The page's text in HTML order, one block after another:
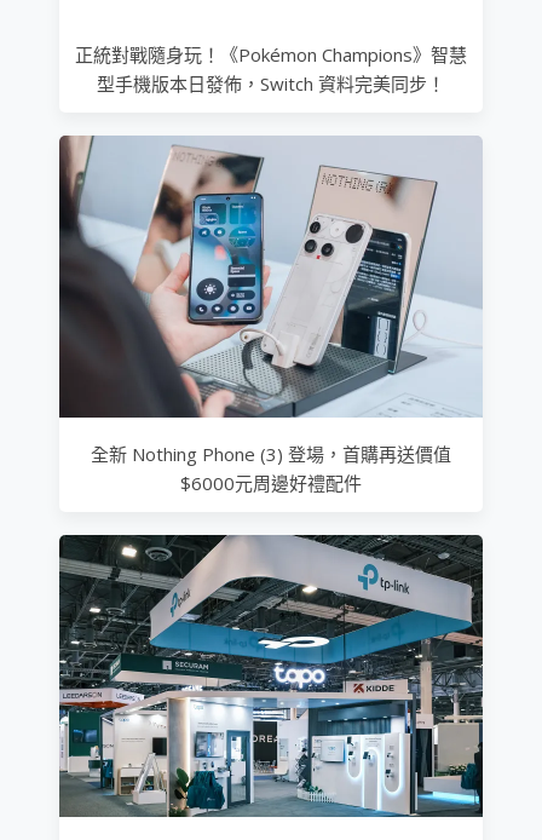
正統對戰隨身玩！《Pokémon Champions》智慧
型手機版本日發佈，Switch 資料完美同步！
全新 Nothing Phone (3) 登場，首購再送價值
$6000元周邊好禮配件